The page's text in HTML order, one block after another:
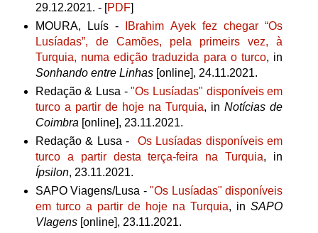
29.12.2021. - [PDF]
MOURA, Luís -
IBrahim Ayek fez chegar “Os
Lusíadas”, de Camões, pela primeirs vez, à
Turquia, numa edição traduzida para o turco, in
Sonhando entre Linhas[online], 24.11.2021.
Redação & Lusa -"Os Lusíadas" disponíveis em
turco a partir de hoje na Turquia, inNotícias de
Coimbra [online], 23.11.2021.
Redação & Lusa - Os Lusíadas disponíveis em
turco a partir desta terça-feira na Turquia, in
Ípsilon, 23.11.2021.
SAPO Viagens/Lusa -"Os Lusíadas" disponíveis
em turco a partir de hoje na Turquia, inSAPO
VIagens[online], 23.11.2021.